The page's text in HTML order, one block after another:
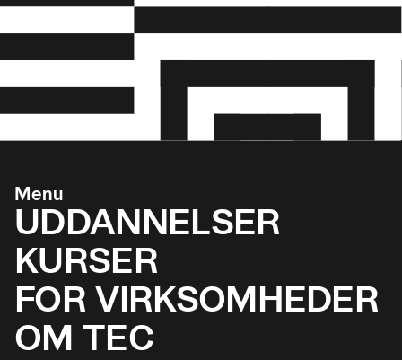
Menu
UDDANNELSER
KURSER
FOR VIRKSOMHEDER
OM TEC